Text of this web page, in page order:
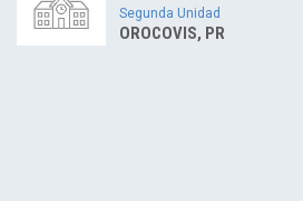
Segunda Unidad
OROCOVIS, PR